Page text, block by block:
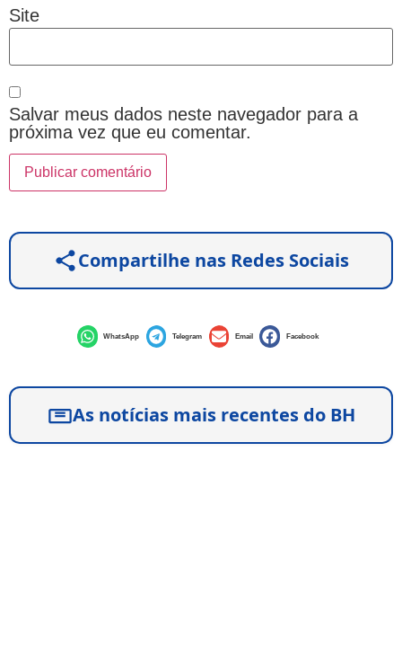
Site
Salvar meus dados neste navegador para a
próxima vez que eu comentar.
Compartilhe nas Redes Sociais
WhatsApp Telegram Email Facebook
As notícias mais recentes do BH